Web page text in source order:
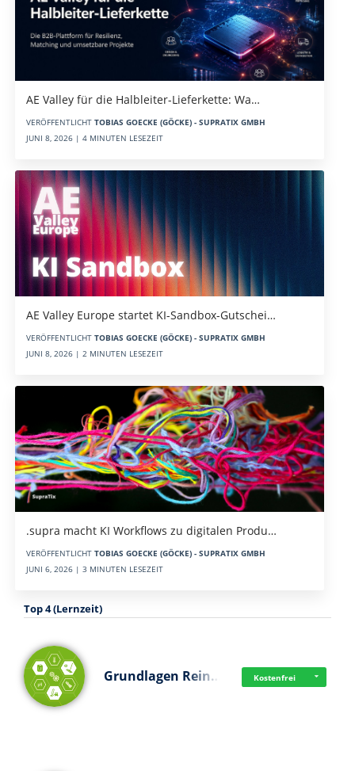
AE Valley für die Halbleiter-Lieferkette: Wa…
VERÖFFENTLICHT TOBIAS GOECKE (GÖCKE) - SUPRATIX GMBH
JUNI 8, 2026 | 4 MINUTEN LESEZEIT
AE Valley Europe startet KI-Sandbox-Gutschei…
VERÖFFENTLICHT TOBIAS GOECKE (GÖCKE) - SUPRATIX GMBH
JUNI 8, 2026 | 2 MINUTEN LESEZEIT
.supra macht KI Workflows zu digitalen Produ…
VERÖFFENTLICHT TOBIAS GOECKE (GÖCKE) - SUPRATIX GMBH
JUNI 6, 2026 | 3 MINUTEN LESEZEIT
Top 4 (Lernzeit)
Grundlagen Rein… Kostenfrei